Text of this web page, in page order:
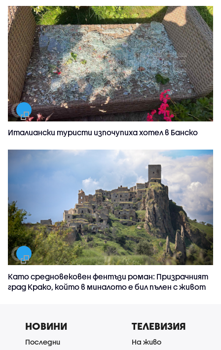
Италиански туристи изпочупиха хотел в Банско
Като средновековен фентъзи роман: Призрачният
град Крако, който в миналото е бил пълен с живот
НОВИНИ
Последни
ТЕЛЕВИЗИЯ
На живо